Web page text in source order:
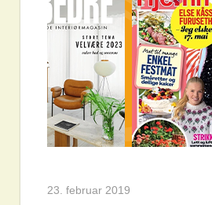
23. februar 2019